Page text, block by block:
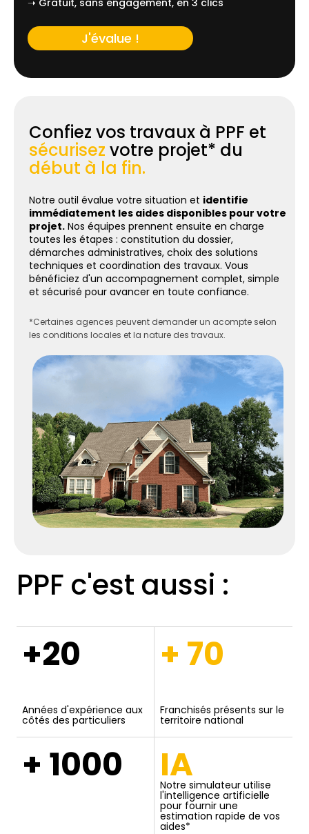
J'évalue !
Confiez vos travaux à PPF et
sécurisez votre projet* du
début à la fin.
Notre outil évalue votre situation et identifie
immédiatement les aides disponibles pour votre
projet. Nos équipes prennent ensuite en charge
toutes les étapes : constitution du dossier,
démarches administratives, choix des solutions
techniques et coordination des travaux. Vous
bénéficiez d'un accompagnement complet, simple
et sécurisé pour avancer en toute confiance.
*Certaines agences peuvent demander un acompte selon
les conditions locales et la nature des travaux.
PPF c'est aussi :
+20
Années d'expérience aux
côtés des particuliers
+ 70
Franchisés présents sur le
territoire national
+ 1000 IA
Notre simulateur utilise
l'intelligence artificielle
pour fournir une
estimation rapide de vos
aides*